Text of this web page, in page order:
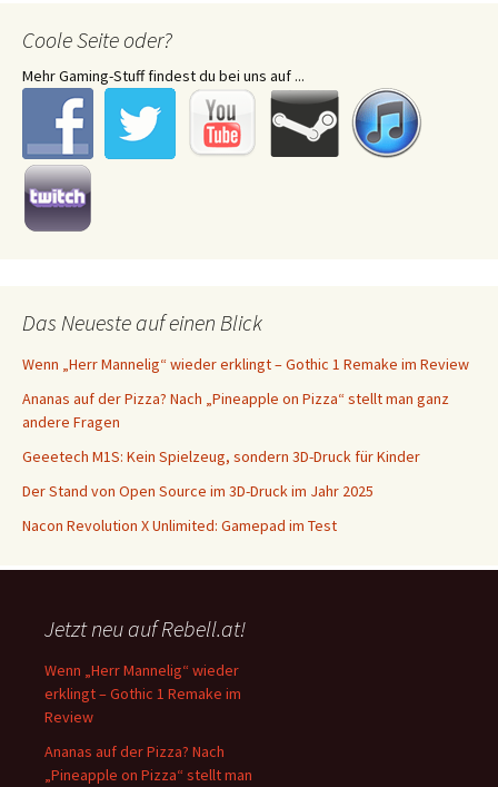
Coole Seite oder?
Mehr Gaming-Stuff findest du bei uns auf ...
Das Neueste auf einen Blick
Wenn „Herr Mannelig“ wieder erklingt – Gothic 1 Remake im Review
Ananas auf der Pizza? Nach „Pineapple on Pizza“ stellt man ganz
andere Fragen
Geeetech M1S: Kein Spielzeug, sondern 3D-Druck für Kinder
Der Stand von Open Source im 3D-Druck im Jahr 2025
Nacon Revolution X Unlimited: Gamepad im Test
Jetzt neu auf Rebell.at!
Wenn „Herr Mannelig“ wieder
erklingt – Gothic 1 Remake im
Review
Ananas auf der Pizza? Nach
„Pineapple on Pizza“ stellt man